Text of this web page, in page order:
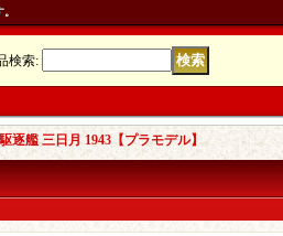
検索:
逐艦 三日月 1943【プラモデル】